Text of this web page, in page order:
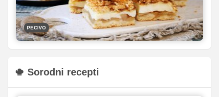
pripravljeno v večjem pekaču, zato je odlična izbira za
trenutke, ko morate speči nekaj sladkega za večje
število gostov.
PECIVO
Sorodni recepti